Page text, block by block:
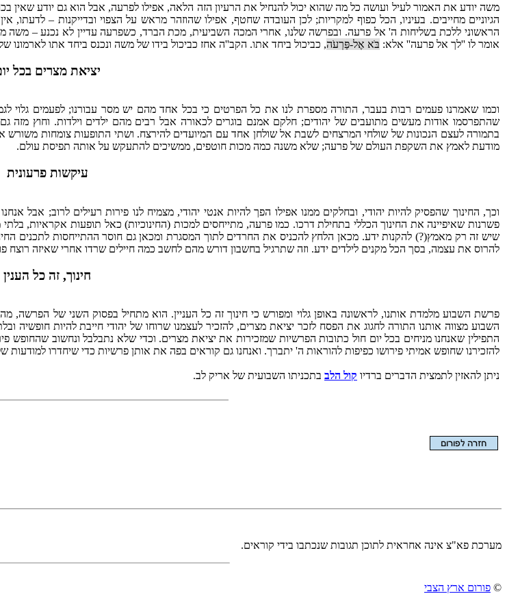
משה יודע את האמור לעיל ועושה כל מה שהוא יכול להנחיל את הרעיון הזה הלאה, אפילו לפרעה, אבל הוא גם יודע
הגיוניים מחייבים. בעיניו, הכל כפוף למקריות; לכן העובדה שחטף, אפילו שהוזהר מראש על הצפוי ובדייקנות –
הראשוני ללכת בשליחות ה' אל פרעה. ובפרשה שלנו, אחרי המכה השביעית, מכת הברד, כשפרעה עדיין לא נכנע – משה
אומר לו ''לך אל פרעה'' אלא: בֹּא אֶל-פַּרְעֹה, כביכול ביחד אתו. הקב''ה אחז כביכול בידו של משה ונכנס ביחד אתו לארמונו
יציאת מצרים בכל
וכמו שאמרנו פעמים רבות בעבר, התורה מספרת לנו את כל הפרטים כי בכל אחד מהם יש מסר עבורנו; לפעמים גלוי
שהתפרסמו אודות מעשים מתועבים של יהודים; חלקם אמנם בוגרים לכאורה אבל רבים מהם ילדים וילדות. וחוץ מזה
בתמורה לעצם הנכונות של שולחי המרצחים לשבת אל שולחן אחד עם המיועדים להירצח. ושתי התופעות צומחות
מודעת לאמץ את השקפת העולם של פרעה; שלא משנה כמה מכות חוטפים, ממשיכים להתעקש על אותה תפיסת עולם.
עיקשות פרעונית
וכך, החינוך שהפסיק להיות יהודי, ובחלקים ממנו אפילו הפך להיות אנטי יהודי, מצמיח לנו פירות רעילים לרוב;
פשרנות שאיפיינה את החינוך הכללי בתחילת דרכו. כמו פרעה, מתייחסים למכות (החינוכיות) כאל תופעות אקראיות,
שיש זה רק מאמץ(?) להקנות ידע. מכאן הלחץ להכניס את החרדים לתוך המסגרת ומכאן גם חוסר ההתייחסות לתכנים
להרוס את עצמה, בסך הכל מקנים לילדים ידע. וזה שתרגיל בחשבון דורש מהם לחשב כמה חיילים שרדו אחרי שאיזה
חינוך, זה כל הענין
פרשת השבוע מלמדת אותנו, לראשונה באופן גלוי ומפורש כי חינוך זה כל העניין. הוא מתחיל בפסוק השני של
השבוע מצווה אותנו התורה לחגוג את הפסח לזכר יציאת מצרים, להזכיר לעצמנו שרוחו של יהודי חייבת להיות חופשיה
התפילין שאנחנו מניחים בכל יום חול כתובות הפרשיות שמזכירות את יציאת מצרים. וכדי שלא נתבלבל ונחשוב
להזכירנו שחופש אמיתי פירושו כפיפות להוראות ה' יתברך. ואנחנו גם קוראים בפה את אותן פרשיות כדי שיחדרו למודעות
ניתן להאזין לתמצית הדברים ברדיו קול הלב בתכניתו השבועית של אריק לב.
מערכת פא"צ אינה אחראית לתוכן תגובות שנכתבו בידי קוראים.
© פורום ארץ הצבי